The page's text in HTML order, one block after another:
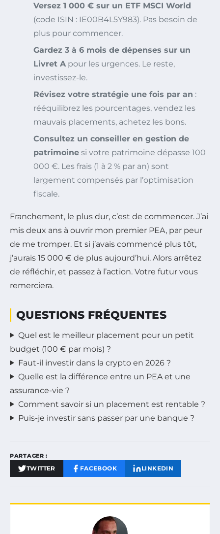
Versez 1 000 € sur un ETF MSCI World
(code ISIN : IE00B4L5Y983). Pas besoin de
plus pour commencer.
Gardez 3 à 6 mois de dépenses sur un
Livret A pour les urgences. Le reste,
investissez-le.
Révisez votre stratégie une fois par an :
rééquilibrez les pourcentages, vendez les
mauvais placements, achetez les bons.
Consultez un conseiller en gestion de
patrimoine si votre patrimoine dépasse 100
000 €. Les frais (1 à 2 % par an) sont
largement compensés par l’optimisation
fiscale.
Franchement, le plus dur, c’est de commencer. J’ai
mis deux ans à ouvrir mon premier PEA, par peur
de me tromper. Et si j’avais commencé plus tôt,
j’aurais 15 000 € de plus aujourd’hui. Alors arrêtez
de réfléchir, et passez à l’action. Votre futur vous
remerciera.
QUESTIONS FRÉQUENTES
Quel est le meilleur placement pour un petit
budget (100 € par mois) ?
Faut-il investir dans la crypto en 2026 ?
Quelle est la différence entre un PEA et une
assurance-vie ?
Comment savoir si un placement est rentable ?
Puis-je investir sans passer par une banque ?
PARTAGER :
TWITTER FACEBOOK LINKEDIN